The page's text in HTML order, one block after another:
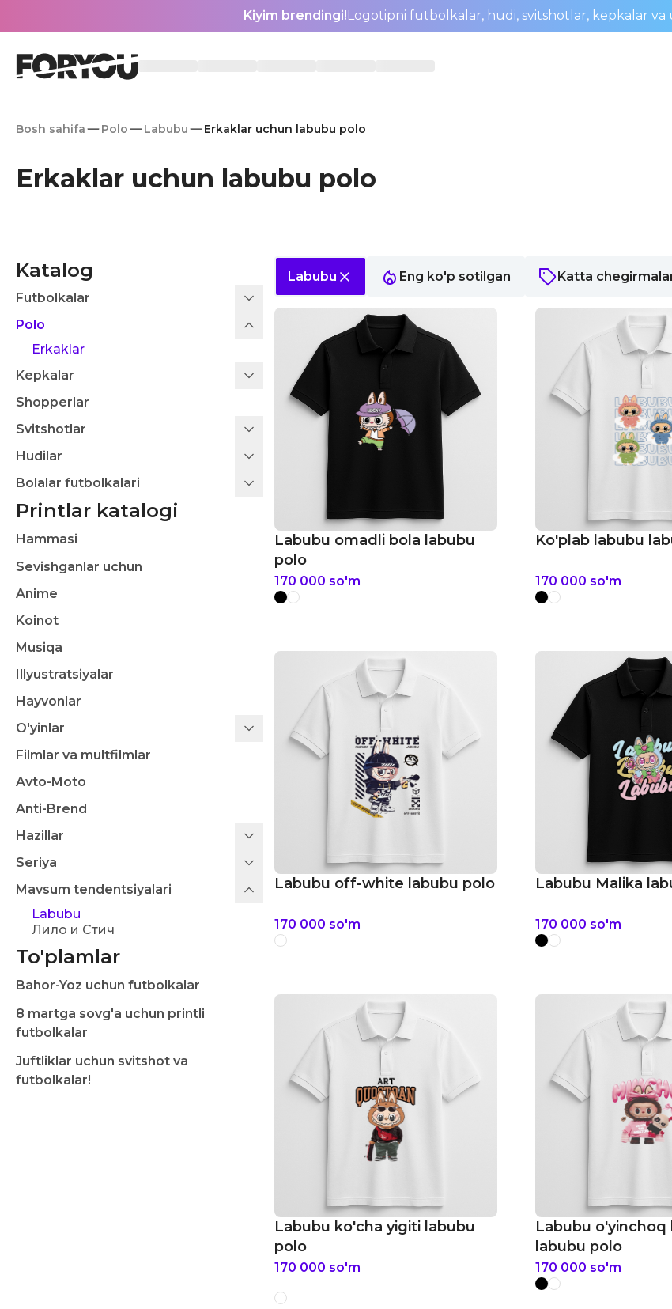
Kiyim brendingi!Logotipni futbolkalar, hudi, svitshotlar, kepkalar va
Bosh sahifa Polo Labubu Erkaklar uchun labubu polo
Erkaklar uchun labubu polo
Katalog
Futbolkalar
Polo
Erkaklar
Kepkalar
Shopperlar
Svitshotlar
Hudilar
Bolalar futbolkalari
Printlar katalogi
Hammasi
Sevishganlar uchun
Anime
Koinot
Musiqa
Illyustratsiyalar
Hayvonlar
O'yinlar
Filmlar va multfilmlar
Avto-Moto
Anti-Brend
Hazillar
Seriya
Mavsum tendentsiyalari
Labubu
Лило и Стич
To'plamlar
Bahor-Yoz uchun futbolkalar
8 martga sovg'a uchun printli
futbolkalar
Juftliklar uchun svitshot va
futbolkalar!
Labubu Eng ko'p sotilgan Katta
Labubu omadli bola labubu
polo
170 000 so'm
Ko'plab labubu
170 000 so'm
Labubu off-white labubu polo
170 000 so'm
Labubu Malika
170 000 so'm
Labubu ko'cha yigiti labubu
polo
170 000 so'm
Labubu o'yinchoq
labubu polo
170 000 so'm